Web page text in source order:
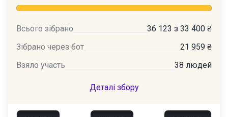
Всього зібрано
36 123 з 33 400 ₴
Зібрано через бот
21 959 ₴
Взяло участь
38 людей
Деталі збору